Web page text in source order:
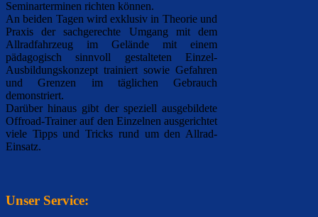
Seminarterminen richten können.
An beiden Tagen wird exklusiv in Theorie und
Praxis der sachgerechte Umgang mit dem
Allradfahrzeug im Gelände mit einem
pädagogisch sinnvoll gestalteten Einzel-
Ausbildungskonzept trainiert sowie Gefahren
und Grenzen im täglichen Gebrauch
demonstriert.
Darüber hinaus gibt der speziell ausgebildete
Offroad-Trainer auf den Einzelnen ausgerichtet
viele Tipps und Tricks rund um den Allrad-
Einsatz.
Unser Service: